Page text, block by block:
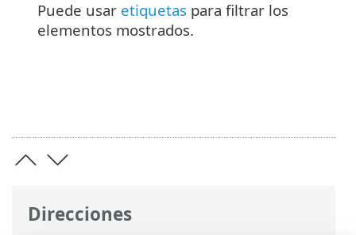
Direcciones
Puede usar etiquetas para filtrar los
elementos mostrados.